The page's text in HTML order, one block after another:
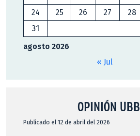
agosto 2026
24
25 26 27 28
31
« Jul
OPINIÓN UBB
Publicado el 12 de abril del 2026